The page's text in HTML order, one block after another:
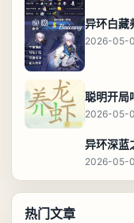
2026-05-
2026-05-
异环深蓝
2026-05-
热门文章